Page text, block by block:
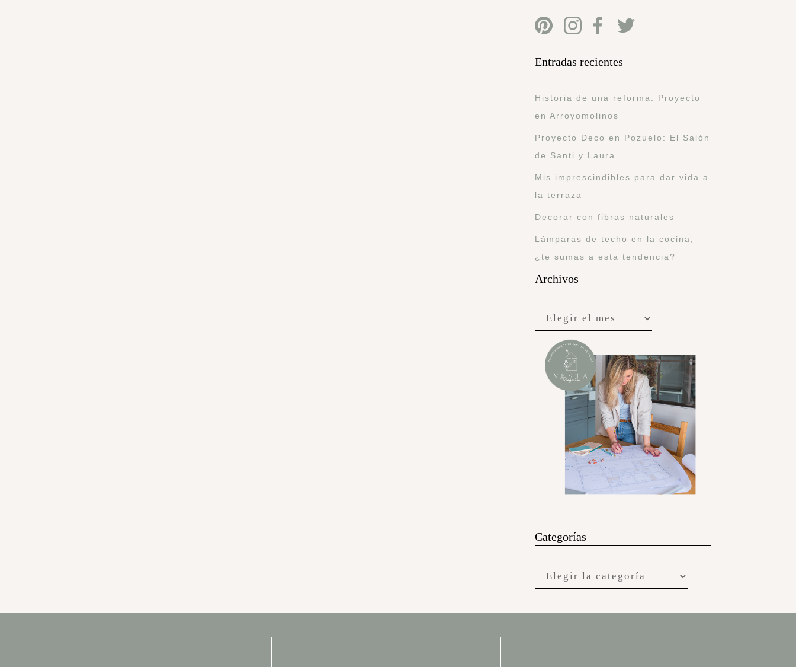
Entradas recientes
Historia de una reforma: Proyecto
en Arroyomolinos
Proyecto Deco en Pozuelo: El Salón
de Santi y Laura
Mis imprescindibles para dar vida a
la terraza
Decorar con fibras naturales
Lámparas de techo en la cocina,
¿te sumas a esta tendencia?
Archivos
Categorías